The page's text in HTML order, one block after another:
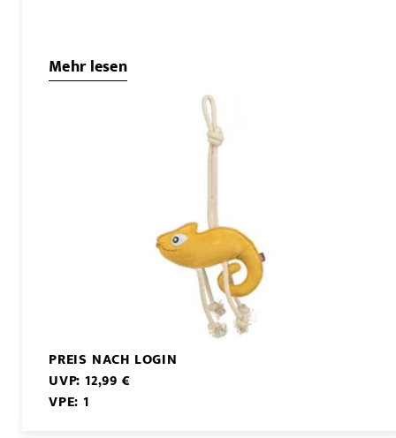
Mehr lesen
PREIS NACH LOGIN
UVP: 12,99 €
VPE: 1